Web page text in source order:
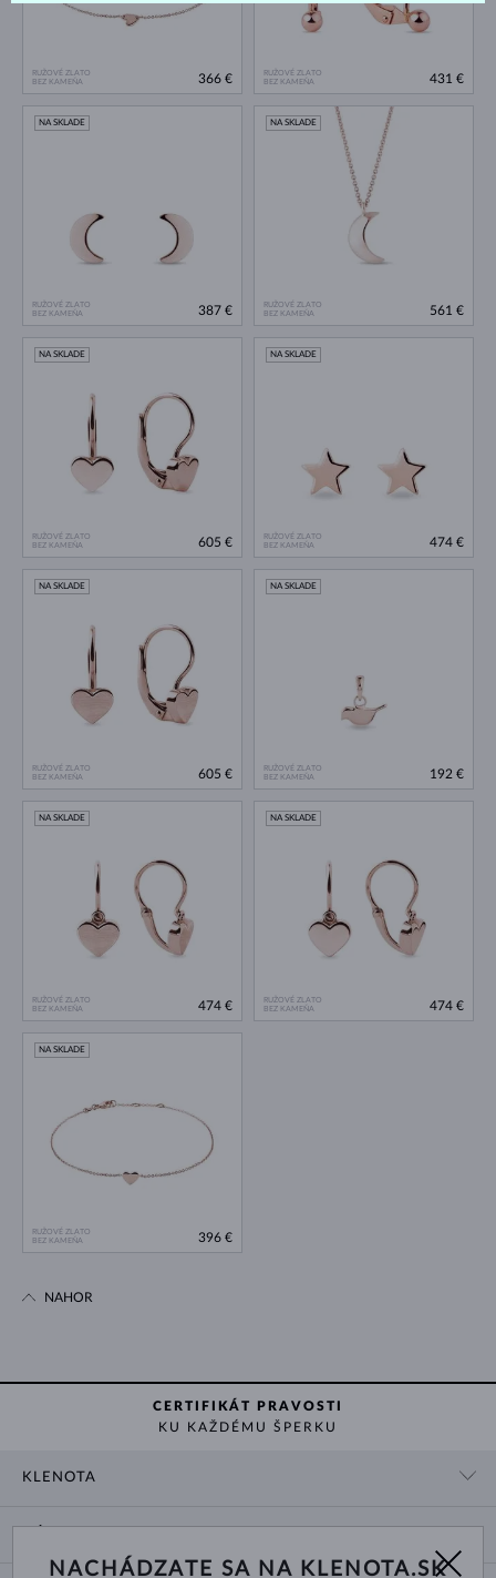
RUŽOVÉ ZLATO
BEZ KAMEŇA
366 €
RUŽOVÉ ZLATO
BEZ KAMEŇA
431 €
RUŽOVÉ ZLATO
BEZ KAMEŇA
NA SKLADE
387 €
RUŽOVÉ ZLATO
BEZ KAMEŇA
NA SKLADE
561 €
RUŽOVÉ ZLATO
BEZ KAMEŇA
NA SKLADE
605 €
RUŽOVÉ ZLATO
BEZ KAMEŇA
NA SKLADE
474 €
RUŽOVÉ ZLATO
BEZ KAMEŇA
NA SKLADE
605 €
RUŽOVÉ ZLATO
BEZ KAMEŇA
NA SKLADE
192 €
RUŽOVÉ ZLATO
BEZ KAMEŇA
NA SKLADE
474 €
RUŽOVÉ ZLATO
BEZ KAMEŇA
NA SKLADE
474 €
RUŽOVÉ ZLATO
BEZ KAMEŇA
NA SKLADE
396 €
NAHOR
CERTIFIKÁT PRAVOSTI
KU KAŽDÉMU ŠPERKU
KLENOTA
NACHÁDZATE SA NA KLENOTA.SK